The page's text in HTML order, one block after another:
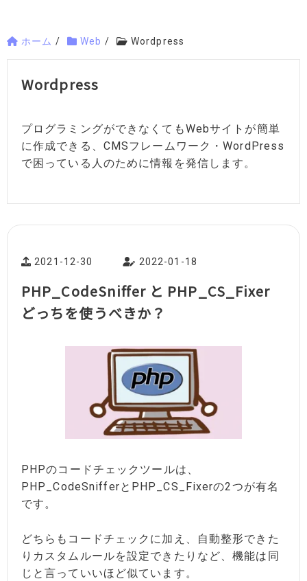
ホーム / Web / Wordpress
Wordpress
プログラミングができなくてもWebサイトが簡単
に作成できる、CMSフレームワーク・WordPress
で困っている人のために情報を発信します。
2021-12-30 2022-01-18
PHP_CodeSniffer と PHP_CS_Fixer
どっちを使うべきか？
PHPのコードチェックツールは、
PHP_CodeSnifferとPHP_CS_Fixerの2つが有名
です。
どちらもコードチェックに加え、自動整形できた
りカスタムルールを設定できたりなど、機能は同
じと言っていいほど似ています。